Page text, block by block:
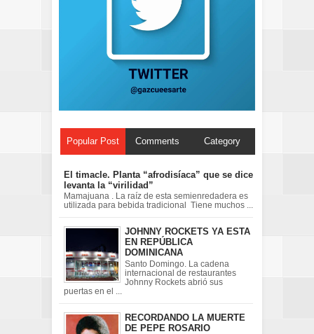
Popular Post Comments Category
El timacle. Planta “afrodisíaca” que se dice
levanta la “virilidad”
Mamajuana . La raíz de esta semienredadera es
utilizada para bebida tradicional Tiene muchos ...
JOHNNY ROCKETS YA ESTA
EN REPÚBLICA
DOMINICANA
Santo Domingo. La cadena
internacional de restaurantes
Johnny Rockets abrió sus
puertas en el ...
RECORDANDO LA MUERTE
DE PEPE ROSARIO